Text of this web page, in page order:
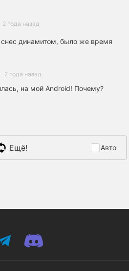
2 года назад
снес динамитом, было же время
2 года назад
на мой Android! Почему?
Ещё! Авто